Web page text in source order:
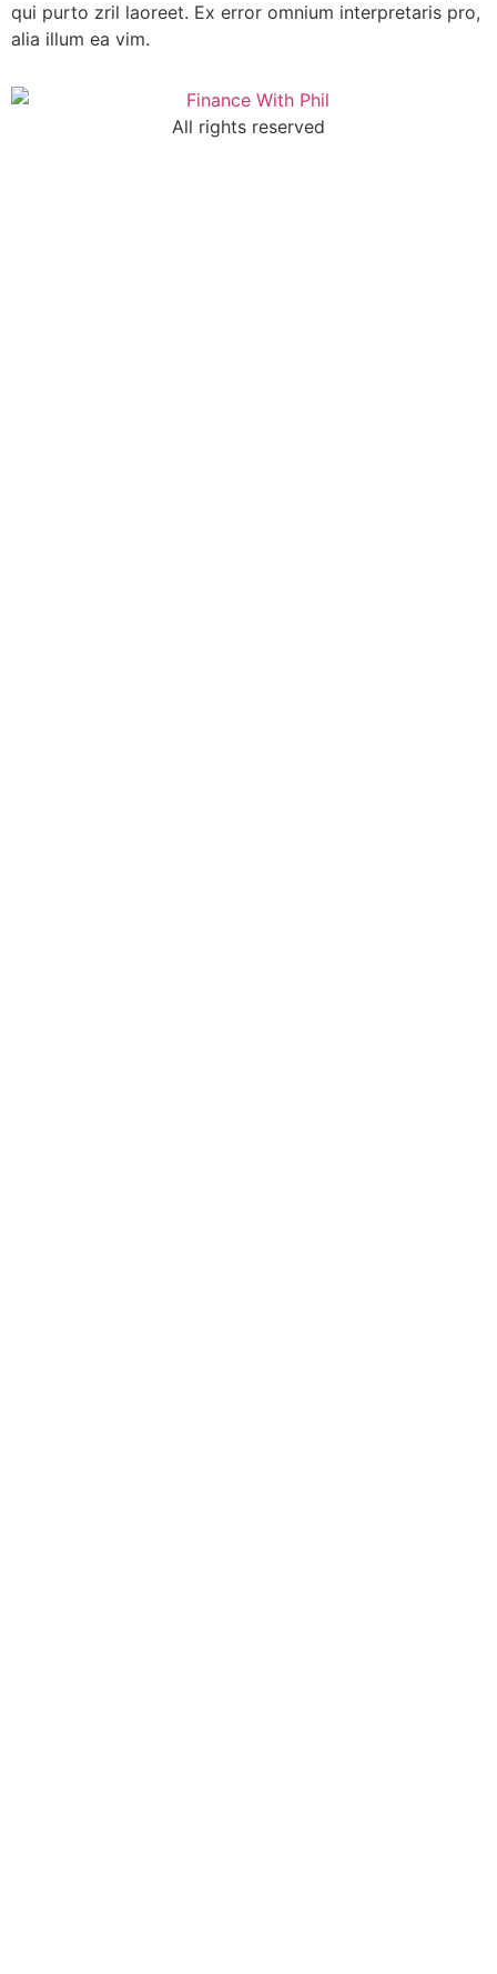
qui purto zril laoreet. Ex error omnium interpretaris pro,
alia illum ea vim.
All rights reserved